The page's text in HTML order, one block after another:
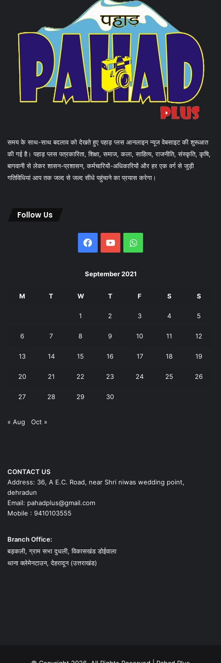
समय के साथ-साथ बदलाव को देखते हुए पहाड़ प्लस आनलाइन न्यूज वेबसाइट की शुरूआत
की गई है। पहाड़ प्लस पत्रकारिता, शिक्षा, समाज, कला, साहित्य, राजनीति, संस्कृति, कृषि,
बागवानी से लेकर शासन-प्रशासन, कर्मचारियों-अधिकारियों और हर एक वर्ग से जुड़ी
गतिविधियां आप तक जल्द से जल्द सीधे पहुंचाने का प्रयास करेगा।
Follow Us
FacebookYouTubeWhatsApp
September 2021
M T W T F S S
1 2 3 4 5
6 7 8 9 10 11 12
13 14 15 16 17 18 19
20 21 22 23 24 25 26
27 28 29 30
« Aug Oct »
CONTACT US
Address: 36, A E.C. Road, near Shri niwas wedding point,
dehradun
Email: pahadplus@gmail.com
Mobile : 9410103555
Branch Office:
बड़कली, ग्राम सभा दुधली, विकासखंड डोईवाला
थाना क्लेमेनटाउन, देहरादून (उत्तराखंड)